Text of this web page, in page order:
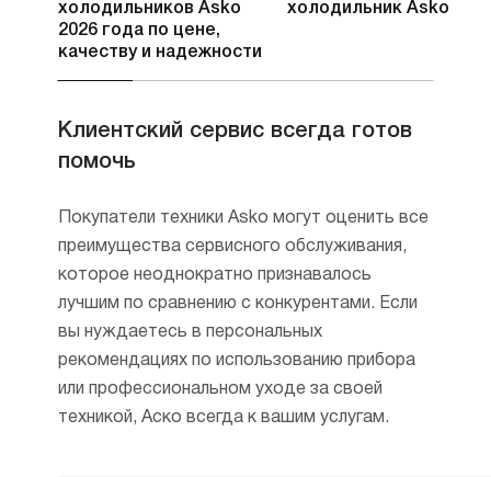
холодильников Asko
2026 года по цене,
качеству и надежности
холодильник Asko
Клиентский сервис всегда готов
помочь
Покупатели техники Asko могут оценить все
преимущества сервисного обслуживания,
которое неоднократно признавалось
лучшим по сравнению с конкурентами. Если
вы нуждаетесь в персональных
рекомендациях по использованию прибора
или профессиональном уходе за своей
техникой, Аско всегда к вашим услугам.